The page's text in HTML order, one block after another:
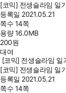
[코믹] 전생슬라임 일
등록일 2021.05.21
쪽수 14쪽
용량16.0MB
200원
대여
[코믹] 전생슬라임 일
[코믹] 전생슬라임 일
등록일 2021.05.21
쪽수 14쪽